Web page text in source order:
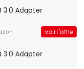
3.0 Adapter
voir l'offre
3.0 Adapter